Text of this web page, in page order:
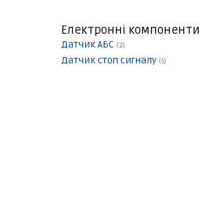
Електронні компоненти
Датчик АБС (2)
Датчик стоп сигналу (5)